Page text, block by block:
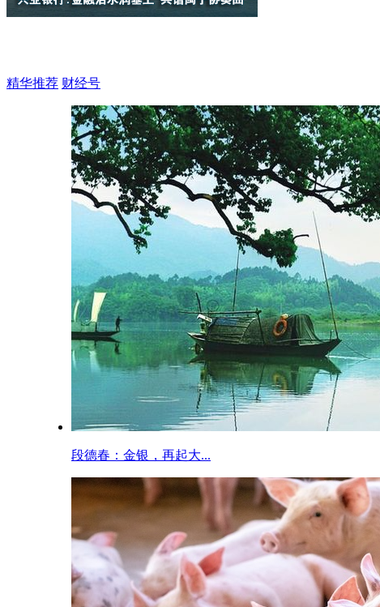
精华推荐 财经号
段德春：金银，再起大...